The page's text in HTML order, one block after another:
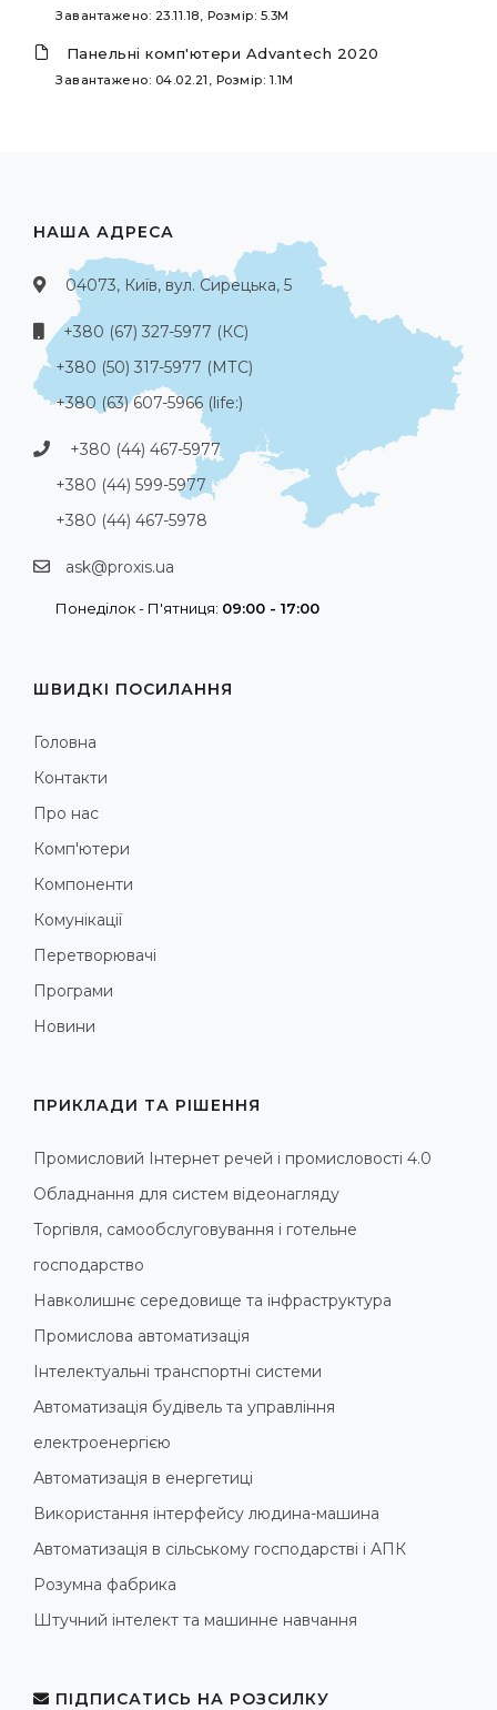
Завантажено: 23.11.18, Розмір: 5.3M
Панельні комп'ютери Advantech 2020
Завантажено: 04.02.21, Розмір: 1.1M
НАША АДРЕСА
04073, Київ, вул. Сирецька, 5
+380 (67) 327-5977 (КС)
+380 (50) 317-5977 (МТС)
+380 (63) 607-5966 (life:)
+380 (44) 467-5977
+380 (44) 599-5977
+380 (44) 467-5978
ask@proxis.ua
Понеділок - П'ятниця: 09:00 - 17:00
ШВИДКІ ПОСИЛАННЯ
Головна
Контакти
Про нас
Комп'ютери
Компоненти
Комунікації
Перетворювачі
Програми
Новини
ПРИКЛАДИ ТА РІШЕННЯ
Промисловий Інтернет речей і промисловості 4.0
Обладнання для систем відеонагляду
Торгівля, самообслуговування і готельне
господарство
Навколишнє середовище та інфраструктура
Промислова автоматизація
Інтелектуальні транспортні системи
Автоматизація будівель та управління
електроенергією
Автоматизація в енергетиці
Використання інтерфейсу людина-машина
Автоматизація в сільському господарстві і АПК
Розумна фабрика
Штучний інтелект та машинне навчання
ПІДПИСАТИСЬ НА РОЗСИЛКУ